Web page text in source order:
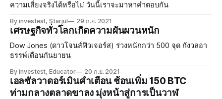
ความเสี่ยงจริงได้หรือไม่ วันนี้เราจะมาหาคำตอบกัน
By investest, Starjul 29 ก.ย. 2021
เศรษฐกิจทั่วโลกเกิดความผันผวนหนัก
Dow Jones (ดาวโจนส์ฟิวเจอร์ส) ร่วงหนักกว่า 500 จุด กังวลอา
ธรรพ์เดือนกันยายน
By investest, Educator 20 ก.ย. 2021
เอลซัลวาดอร์เมินคำเตือน ช้อนเพิ่ม 150 BTC
ท่ามกลางตลาดขาลง มุ่งหน้าสู่การเป็นวาฬ